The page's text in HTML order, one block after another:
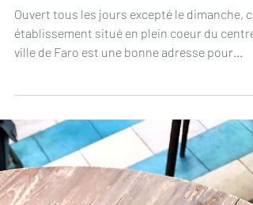
Se restaurer dans le centre-ville de
: rendez-vous "O Pitéu" 🦑🍤
Ouvert tous les jours excepté le dimanche,